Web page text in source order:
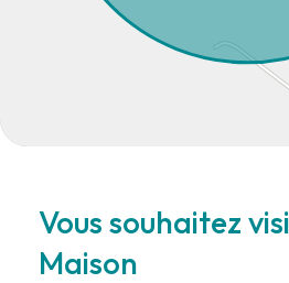
Vous souhaitez
Maison